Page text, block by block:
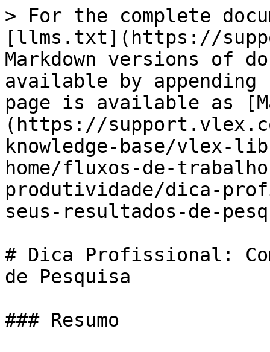
> For the complete
[llms.txt](https://
Markdown versions of
available by
page is available as
(https://
knowledge-base/
home/fluxos-de-
produtividade/dica-
seus-resultados-de-
# Dica Profissional:
de Pesquisa
### Resumo